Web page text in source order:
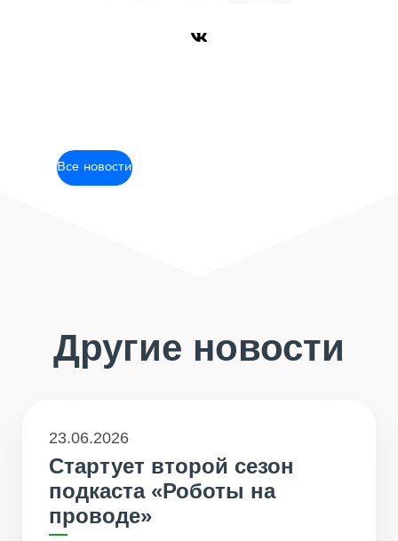
Все новости
Другие новости
23.06.2026
Стартует второй сезон
подкаста «Роботы на
проводе»